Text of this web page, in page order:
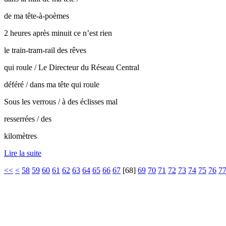
de ma tête-à-poèmes
2 heures après minuit ce n’est rien
le train-tram-rail des rêves
qui roule / Le Directeur du Réseau Central
déféré / dans ma tête qui roule
Sous les verrous / à des éclisses mal
resserrées / des
kilomètres
Lire la suite
<< < 58 59 60 61 62 63 64 65 66 67 [68] 69 70 71 72 73 74 75 76 77